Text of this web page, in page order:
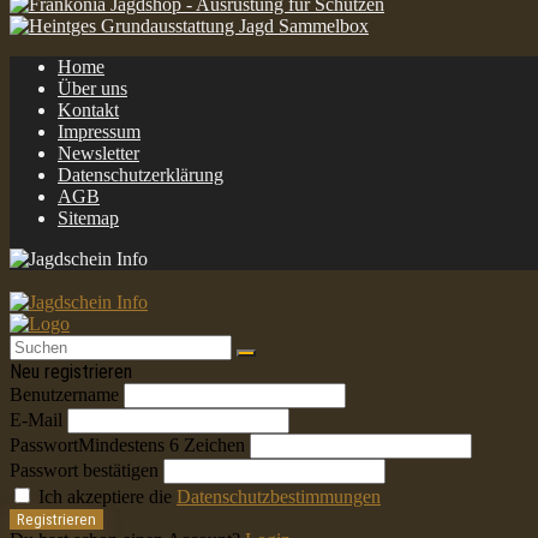
Home
Über uns
Kontakt
Impressum
Newsletter
Datenschutzerklärung
AGB
Sitemap
Neu registrieren
Benutzername
E-Mail
PasswortMindestens 6 Zeichen
Passwort bestätigen
Ich akzeptiere die Datenschutzbestimmungen
Registrieren